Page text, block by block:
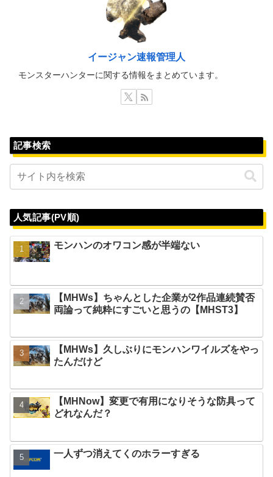
イージャン速報管理人
モンスターハンターに関する情報をまとめています。
記事検索
人気記事(PV順)
モンハンのオワコン感が半端ない
【MHWs】ちゃんとした企業が2作品連続賛否
両論って純粋にすごいと思うの【MHST3】
【MHWs】久しぶりにモンハンワイルズをやっ
たんだけど
【MHNow】変更で有用になりそうな防具って
どれなんだ？
一人ずつ消えてくのホラーすぎる